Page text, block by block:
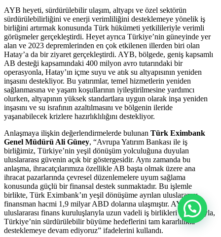
AYB heyeti, sürdürülebilir ulaşım, altyapı ve özel sektörün
sürdürülebilirliğini ve enerji verimliliğini desteklemeye yönelik iş
birliğini artırmak konusunda Türk hükümeti yetkilileriyle verimli
görüşmeler gerçekleştirdi. Heyet ayrıca Türkiye’nin güneyinde yer
alan ve 2023 depremlerinden en çok etkilenen illerden biri olan
Hatay’a da bir ziyaret gerçekleştirdi. AYB, bölgede, geniş kapsamlı
AB desteği kapsamındaki 400 milyon avro tutarındaki bir
operasyonla, Hatay’ın içme suyu ve atık su altyapısının yeniden
inşasını destekliyor. Bu yatırımlar, temel hizmetlerin yeniden
sağlanmasına ve yaşam koşullarının iyileştirilmesine yardımcı
olurken, altyapının yüksek standartlara uygun olarak inşa yeniden
inşasını ve su israfının azaltılmasını ve bölgenin ileride
yaşanabilecek krizlere hazırlıklılığını destekliyor.
Anlaşmaya ilişkin değerlendirmelerde bulunan Türk Eximbank
Genel Müdürü Ali Güney, “Avrupa Yatırım Bankası ile iş
birliğimiz, Türkiye’nin yeşil dönüşüm yolculuğuna duyulan
uluslararası güvenin açık bir göstergesidir. Aynı zamanda bu
anlaşma, ihracatçılarımıza özellikle AB başta olmak üzere ana
ihracat pazarlarında çevresel düzenlemelere uyum sağlama
konusunda güçlü bir finansal destek sunmaktadır. Bu işlemle
birlikte, Türk Eximbank’ın yeşil dönüşüme ayrılan uluslararası
finansman hacmi 1,9 milyar ABD dolarına ulaşmıştır. AYB gibi
uluslararası finans kuruluşlarıyla uzun vadeli iş birlikleri aracılığıyla,
Türkiye’nin sürdürülebilir büyüme hedeflerini tam kararlılıkla
desteklemeye devam ediyoruz” ifadelerini kullandı.